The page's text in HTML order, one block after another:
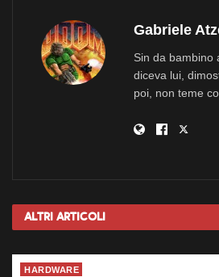
Gabriele
Sin da bambino
diceva lui,
poi, non teme
Altri Articoli
HARDWARE